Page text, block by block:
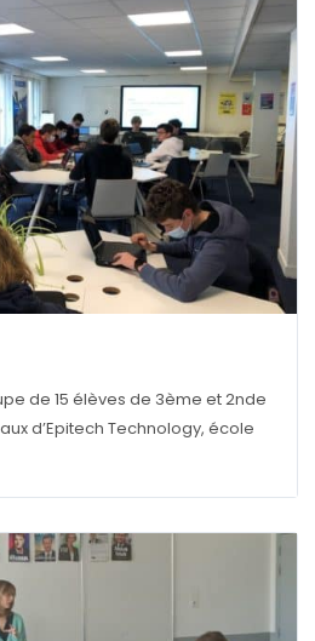
de 15 élèves de 3ème et 2nde
d’Epitech Technology, école